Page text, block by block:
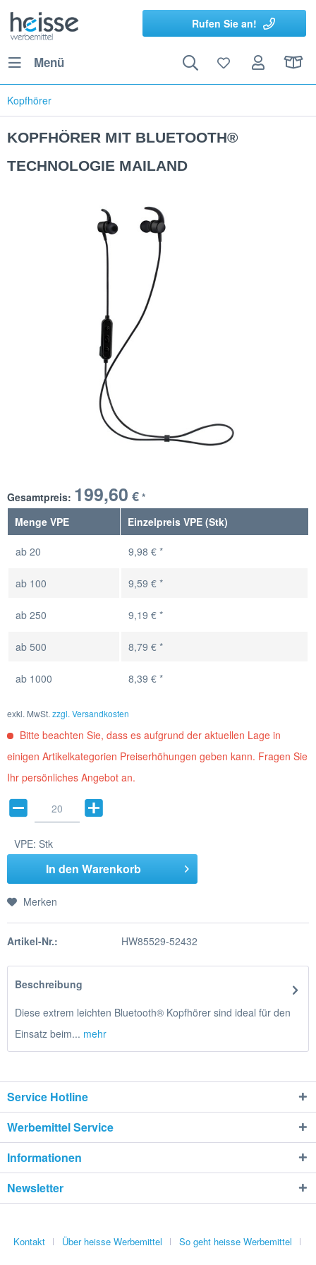
Rufen Sie an!
Menü
Kopfhörer
KOPFHÖRER MIT BLUETOOTH®
TECHNOLOGIE MAILAND
Gesamtpreis: 199,60 € *
Menge VPE
Einzelpreis VPE (Stk)
ab 20 9,98 € *
ab 100 9,59 € *
ab 250 9,19 € *
ab 500 8,79 € *
ab 1000 8,39 € *
exkl. MwSt. zzgl. Versandkosten
Bitte beachten Sie, dass es aufgrund der aktuellen Lage in
einigen Artikelkategorien Preiserhöhungen geben kann. Fragen Sie
Ihr persönliches Angebot an.
VPE: Stk
In den Warenkorb
Merken
Artikel-Nr.: HW85529-52432
Beschreibung
Diese extrem leichten Bluetooth® Kopfhörer sind ideal für den
Einsatz beim... mehr
Service Hotline
Werbemittel Service
Informationen
Newsletter
Kontakt Über heisse Werbemittel So geht heisse Werbemittel